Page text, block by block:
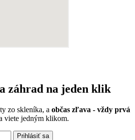
záhrad na jeden klik
zo skleníka, a občas zľava - vždy prvá
viete jedným klikom.
Prihlásiť sa